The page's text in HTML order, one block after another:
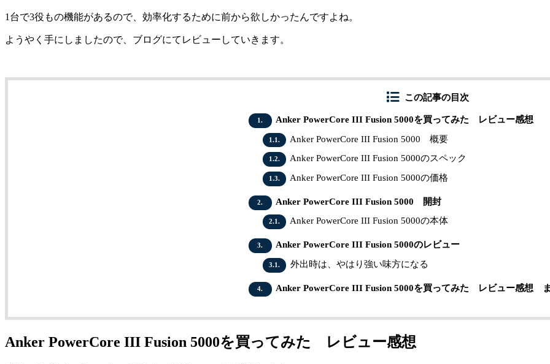
1台で3役もの機能があるので、効率化するために前から欲しかったんですよね。
ようやく手にしましたので、ブログにてレビューしていきます。
この記事の目次
1. Anker PowerCore III Fusion 5000を買ってみた レビュー感想
1.1. Anker PowerCore III Fusion 5000 概要
1.2. Anker PowerCore III Fusion 5000のスペック
1.3. Anker PowerCore III Fusion 5000の価格
2. Anker PowerCore III Fusion 5000 開封
2.1. Anker PowerCore III Fusion 5000の本体
3. Anker PowerCore III Fusion 5000のレビュー
3.1. 外出時は、やはり強い味方になる
4. Anker PowerCore III Fusion 5000を買ってみた レビュー感想
Anker PowerCore III Fusion 5000を買ってみた レビュー感想